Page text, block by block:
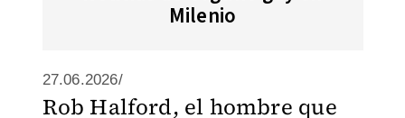
Milenio
27.06.2026/
Rob Halford, el hombre que